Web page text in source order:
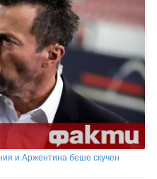
и Аржентина беше скучен